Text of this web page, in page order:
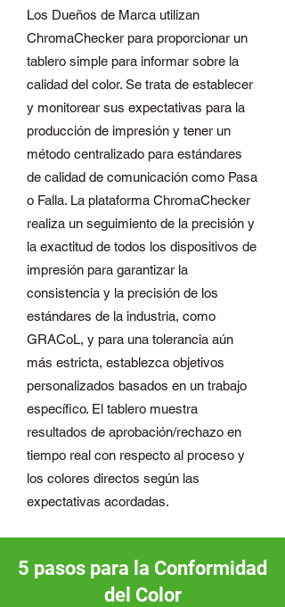
Los Dueños de Marca utilizan
ChromaChecker para proporcionar un
tablero simple para informar sobre la
calidad del color. Se trata de establecer
y monitorear sus expectativas para la
producción de impresión y tener un
método centralizado para estándares
de calidad de comunicación como Pasa
o Falla. La plataforma ChromaChecker
realiza un seguimiento de la precisión y
la exactitud de todos los dispositivos de
impresión para garantizar la
consistencia y la precisión de los
estándares de la industria, como
GRACoL, y para una tolerancia aún
más estricta, establezca objetivos
personalizados basados en un trabajo
específico. El tablero muestra
resultados de aprobación/rechazo en
tiempo real con respecto al proceso y
los colores directos según las
expectativas acordadas.
5 pasos para la Conformidad
del Color